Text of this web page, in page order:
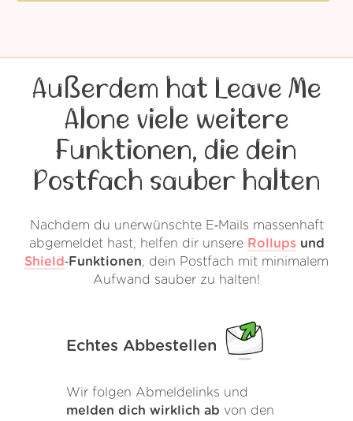
Außerdem hat Leave Me
Alone viele weitere
Funktionen, die dein
Postfach sauber halten
Nachdem du unerwünschte E‑Mails massenhaft
abgemeldet hast, helfen dir unsere Rollupsund
Shield‑Funktionen, dein Postfach mit minimalem
Aufwand sauber zu halten!
Echtes Abbestellen
Wir folgen Abmeldelinks und
melden dich wirklich ab von den